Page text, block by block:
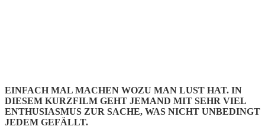
EINFACH MAL MACHEN WOZU MAN LUST HAT. IN
DIESEM KURZFILM GEHT JEMAND MIT SEHR VIEL
ENTHUSIASMUS ZUR SACHE, WAS NICHT UNBEDINGT
JEDEM GEFÄLLT.